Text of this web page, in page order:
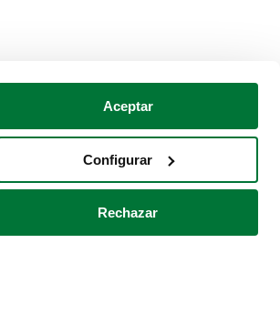
Aceptar
Configurar
Rechazar